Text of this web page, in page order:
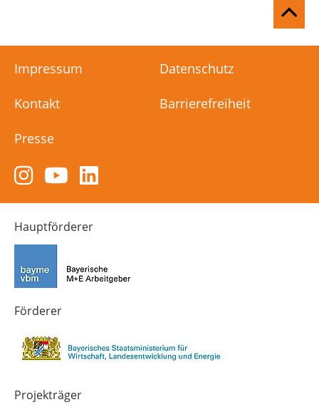
Impressum Datenschutz
Kontakt Barrierefreiheit
Presse
Zum
Instagram-
Kanal
von
Technik-
in
Bayern
4.0
Zum
YouTube-
Kanal
von
Zum
LinkedIn-
Kanal
Hauptförderer
Förderer
Projekträger